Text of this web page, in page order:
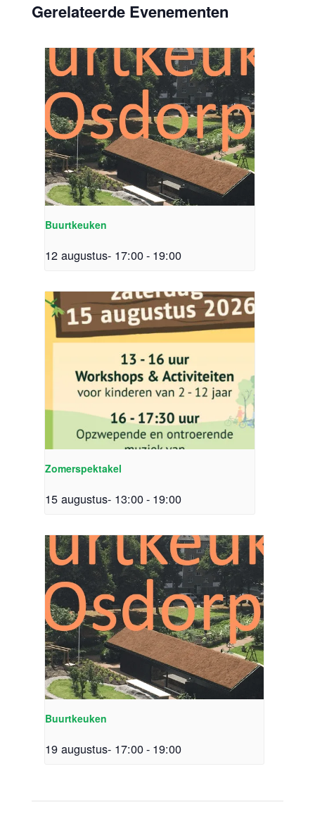
Gerelateerde Evenementen
Buurtkeuken
12 augustus- 17:00- 19:00
Zomerspektakel
15 augustus- 13:00- 19:00
Buurtkeuken
19 augustus- 17:00- 19:00